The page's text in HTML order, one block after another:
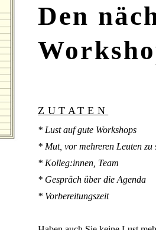
Den
ZUTATEN
* Lust auf gute Workshops
* Mut, vor mehreren Leuten zu
* Kolleg:innen, Team
* Gespräch über die Agenda
* Vorbereitungszeit